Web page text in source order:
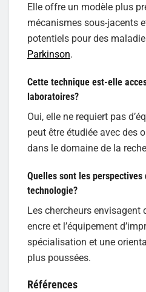
Elle offre un modèle plus
mécanismes sous-jacents
potentiels pour des
Parkinson.
Cette technique est-elle
laboratoires?
Oui, elle ne requiert pas
peut être étudiée avec des
dans le domaine de la
Quelles sont les
technologie?
Les chercheurs envisagent
encre et l’équipement
spécialisation et une
plus poussées.
Références